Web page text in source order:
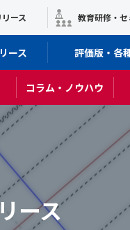
コラム・ノウハウ
ース 教育研修・
ース 評価版・各
ース